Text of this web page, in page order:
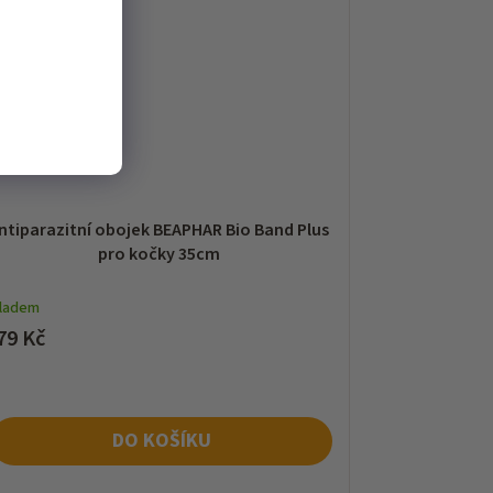
obojek BEAPHAR Bio Band Plus
pro kočky 35cm
Kč
DO KOŠÍKU